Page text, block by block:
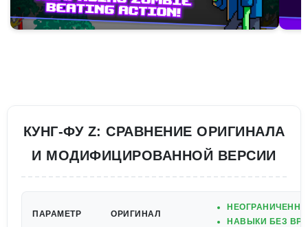
КУНГ-ФУ Z: СРАВНЕНИЕ ОРИГИНАЛА
И МОДИФИЦИРОВАННОЙ ВЕРСИИ
ПАРАМЕТР ОРИГИНАЛ
НАВЫКИ БЕЗ